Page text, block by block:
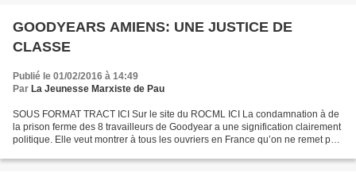
GOODYEARS AMIENS: UNE JUSTICE DE
CLASSE
Publié le 01/02/2016 à 14:49
Par La Jeunesse Marxiste de Pau
SOUS FORMAT TRACT ICI Sur le site du ROCML ICI La condamnation à de
la prison ferme des 8 travailleurs de Goodyear a une signification clairement
politique. Elle veut montrer à tous les ouvriers en France qu’on ne remet pas